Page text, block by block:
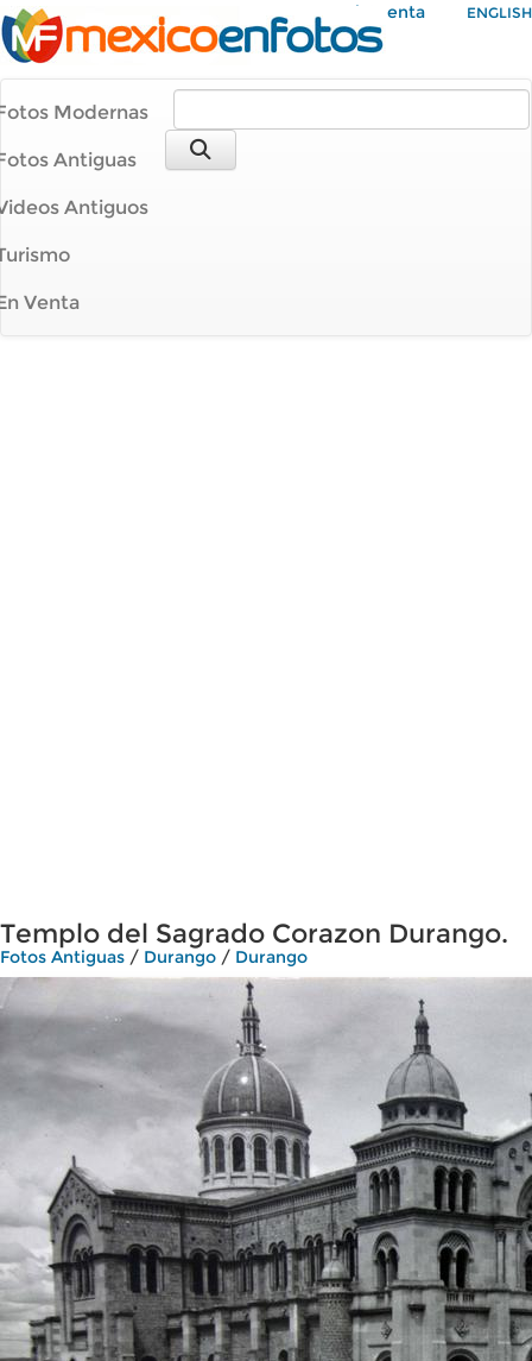
Mi Cuenta ENGLISH
Modernas
Antiguas
Antiguos
Venta
Templo del Sagrado Corazon Durango.
Fotos Antiguas / Durango / Durango